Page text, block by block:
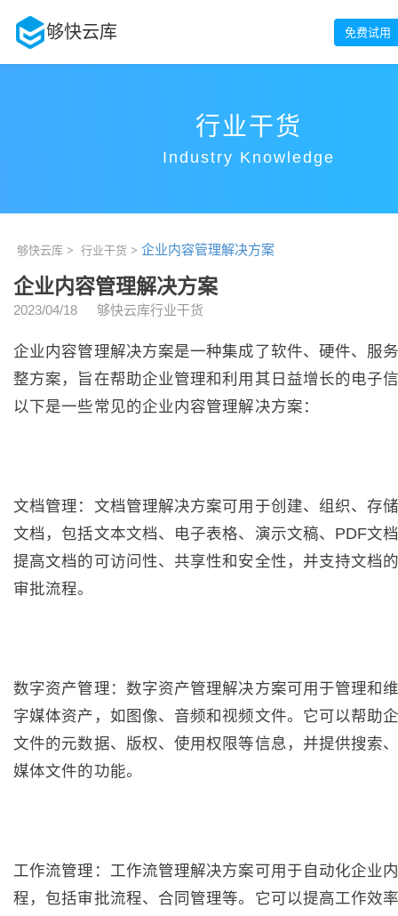
够快云库 免费试用
行业干货
Industry Knowledge
够快云库 > 行业干货 > 企业内容管理解决方案
企业内容管理解决方案
2023/04/18 够快云库行业干货
企业内容管理解决方案是一种集成了软件、硬件、服
整方案，旨在帮助企业管理和利用其日益增长的电子
以下是一些常见的企业内容管理解决方案：
文档管理：文档管理解决方案可用于创建、组织、存
文档，包括文本文档、电子表格、演示文稿、PDF文
提高文档的可访问性、共享性和安全性，并支持文档
审批流程。
数字资产管理：数字资产管理解决方案可用于管理和
字媒体资产，如图像、音频和视频文件。它可以帮助
文件的元数据、版权、使用权限等信息，并提供搜索
媒体文件的功能。
工作流管理：工作流管理解决方案可用于自动化企业
程，包括审批流程、合同管理等。它可以提高工作效